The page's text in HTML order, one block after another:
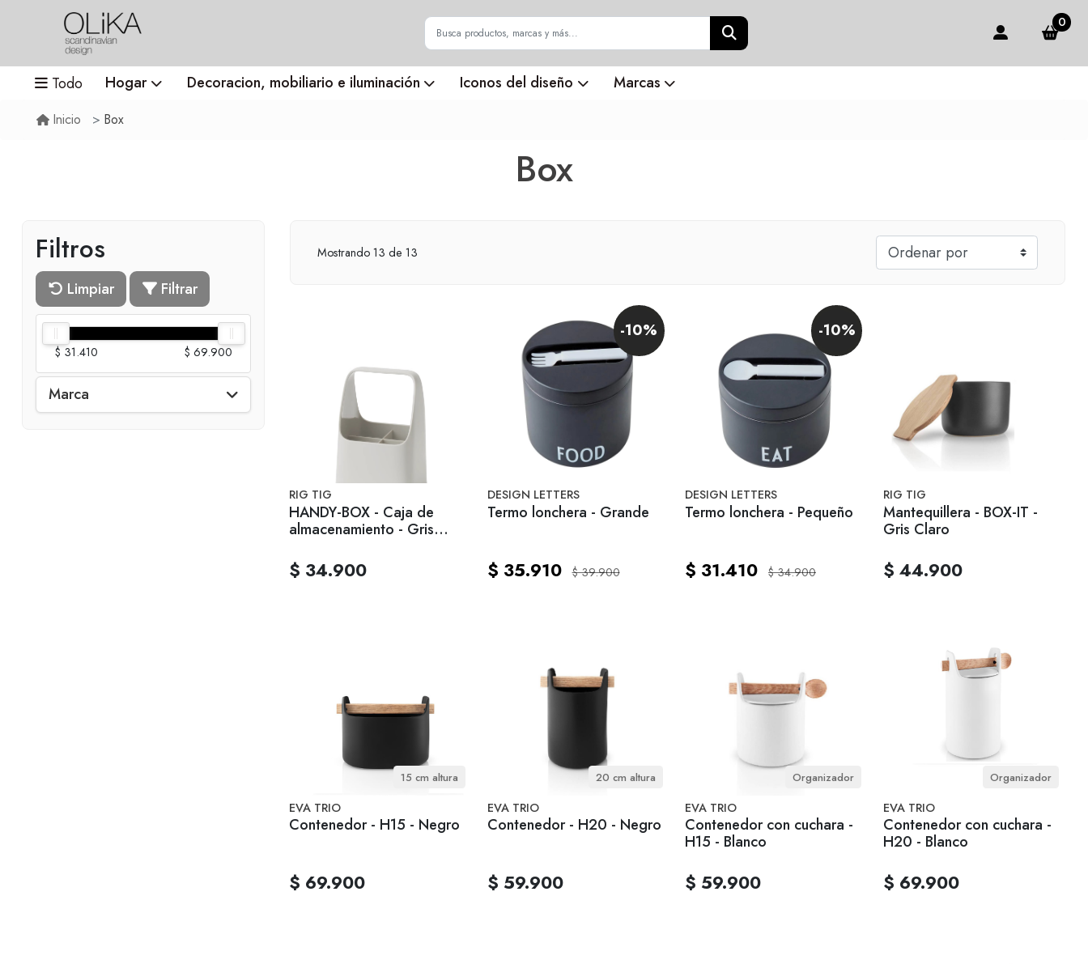
0
Todo Hogar Decoracion, mobiliario e iluminación Iconos del diseño Marcas
Inicio Box
Box
Filtros
Limpiar Filtrar
$ 31.410 $ 69.900
Marca
Mostrando 13 de 13
RIG TIG
HANDY-BOX - Caja de
almacenamiento - Gris
$ 34.900
-10%
DESIGN LETTERS
Termo lonchera - Grande
$ 35.910 $ 39.900
-10%
DESIGN LETTERS
Termo lonchera - Pequeño
$ 31.410 $ 34.900
RIG TIG
Mantequillera - BOX-IT -
Gris Claro
$ 44.900
15 cm altura
EVA TRIO
Contenedor - H15 - Negro
$ 69.900
20 cm altura
EVA TRIO
Contenedor - H20 - Negro
$ 59.900
Organizador
EVA TRIO
Contenedor con cuchara -
H15 - Blanco
$ 59.900
Organizador
EVA TRIO
Contenedor con cuchara -
H20 - Blanco
$ 69.900